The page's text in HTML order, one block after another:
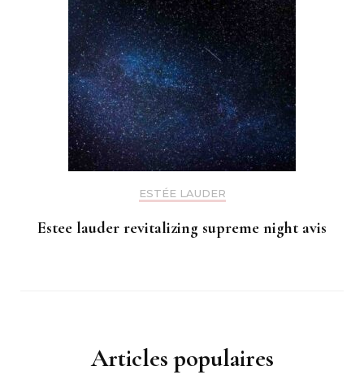
ESTÉE LAUDER
Estee lauder revitalizing supreme night avis
Articles populaires